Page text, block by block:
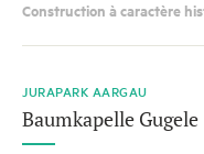
Construction à caractère
JURAPARK AARGAU
Baumkapelle Gugele